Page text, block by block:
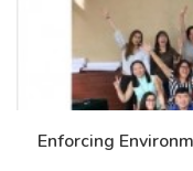
Дэлгэрэнгүй
Enforcing